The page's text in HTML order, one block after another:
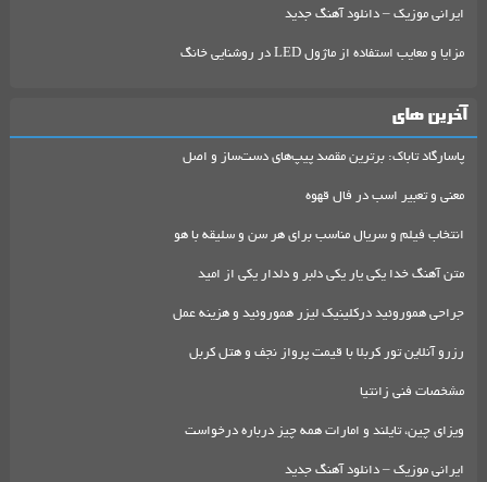
ایرانی موزیک – دانلود آهنگ جدید
مزایا و معایب استفاده از ماژول LED در روشنایی خانگ
آخرین های
پاسارگاد تاباک: برترین مقصد پیپ‌های دست‌ساز و اصل
معنی و تعبیر اسب در فال قهوه
انتخاب فیلم و سریال مناسب برای هر سن و سلیقه با هو
متن آهنگ خدا یکی یار یکی دلبر و دلدار یکی از امید
جراحی هموروئید درکلینیک لیزر هموروئید و هزینه عمل
رزرو آنلاین تور کربلا با قیمت پرواز نجف و هتل کربل
مشخصات فنی زانتیا
ویزای چین، تایلند و امارات همه چیز درباره درخواست
ایرانی موزیک – دانلود آهنگ جدید